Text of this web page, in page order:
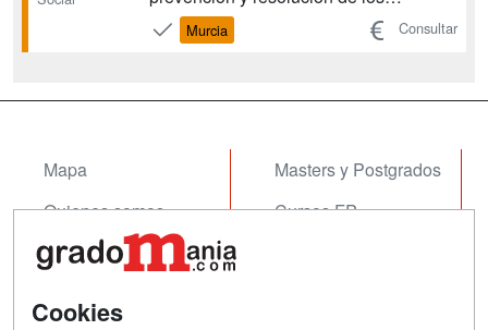
problemas sociales, aplicando la
metodología específica de la
Murcia Consultar
Mapa
Quienes somos
Tarifas publicidad
Masters y Postgrados
Cursos FP
Cookies